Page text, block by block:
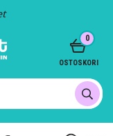
0
OSTOSKORI